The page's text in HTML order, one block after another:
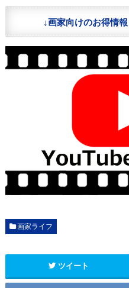
↓画家向けのお得情
画家ライフ
ツイート